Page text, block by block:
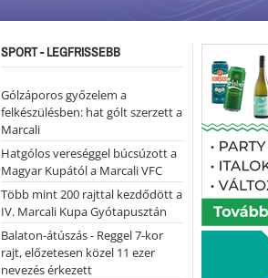
SPORT - LEGFRISSEBB
Gólzáporos győzelem a
felkészülésben: hat gólt szerzett a
Marcali
Hatgólos vereséggel búcsúzott a
Magyar Kupától a Marcali VFC
Több mint 200 rajttal kezdődött a
IV. Marcali Kupa Gyótapusztán
Balaton-átúszás - Reggel 7-kor
rajt, előzetesen közel 11 ezer
nevezés érkezett